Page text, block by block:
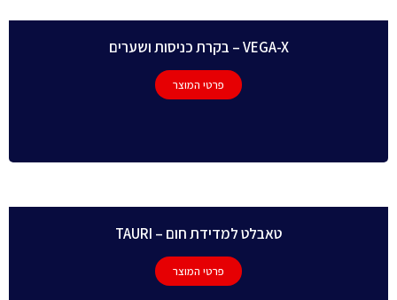
VEGA-X – בקרת כניסות ושערים
פרטי המוצר
טאבלט למדידת חום – TAURI
פרטי המוצר